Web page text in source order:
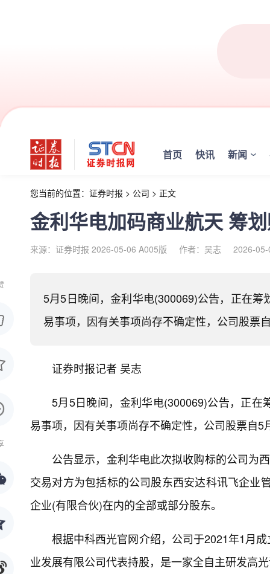
首页 快讯 新闻
您当前的位置： 证券时报 > 公司 > 正文
金利华电加码商业航天 筹
来源：证券时报 2026-05-06 A005版 作者：吴志 2026-
5月5日晚间，金利华电(300069)公告，正在
易事项，因有关事项尚存不确定性，公司股票
证券时报记者 吴志
5月5日晚间，金利华电(300069)公告，正
易事项，因有关事项尚存不确定性，公司股票自5
公告显示，金利华电此次拟收购标的公司为
交易对方为包括标的公司股东西安达科讯飞企业
企业(有限合伙)在内的全部或部分股东。
根据中科西光官网介绍，公司于2021年1月
业发展有限公司代表持股，是一家全自主研发高